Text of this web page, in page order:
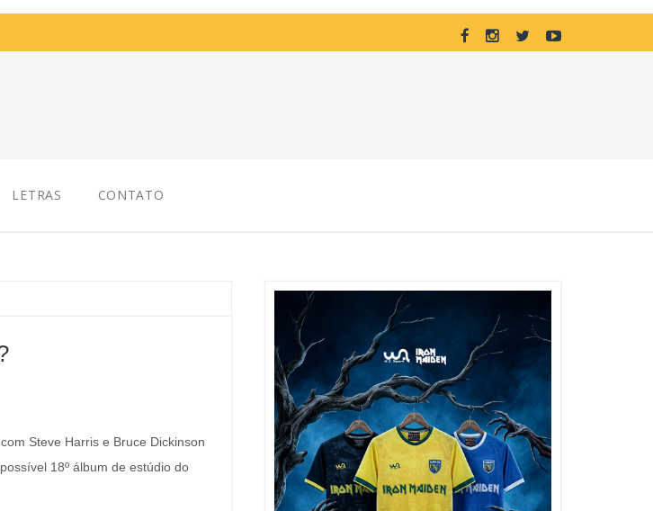
LETRAS CONTATO
Steve Harris e Bruce Dickinson
18º álbum de estúdio do